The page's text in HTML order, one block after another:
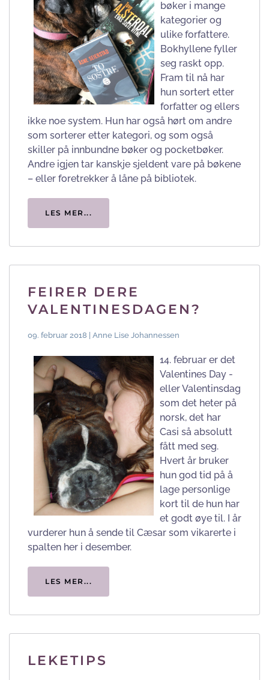
bøker i mange
kategorier og
ulike forfattere.
Bokhyllene fyller
seg raskt opp.
Fram til nå har
hun sortert etter
forfatter og ellers
ikke noe system. Hun har også hørt om andre
som sorterer etter kategori, og som også
skiller på innbundne bøker og pocketbøker.
Andre igjen tar kanskje sjeldent vare på bøkene
– eller foretrekker å låne på bibliotek.
LES MER...
FEIRER DERE
VALENTINESDAGEN?
09. februar 2018 | Anne Lise Johannessen
14. februar er det
Valentines Day -
eller Valentinsdag
som det heter på
norsk, det har
Casi så absolutt
fått med seg.
Hvert år bruker
hun god tid på å
lage personlige
kort til de hun har
et godt øye til. I år
vurderer hun å sende til Cæsar som vikarerte i
spalten her i desember.
LES MER...
LEKETIPS